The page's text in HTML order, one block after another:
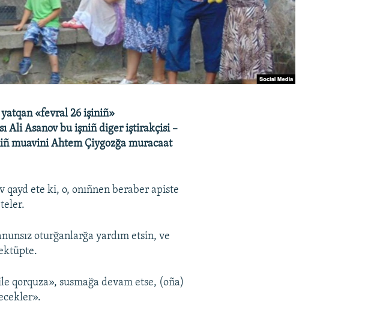
«fevral 26 işiniñ»
Ali Asanov bu işniñ diger iştirakçisi –
muavini Ahtem Çiygozğa muracaat
qayd ete ki, o, onıñnen beraber apiste
oturğanlarğa yardım etsin, ve
qorquza», susmağa devam etse, (oña)